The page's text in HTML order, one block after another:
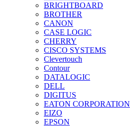
BRIGHTBOARD
BROTHER
CANON
CASE LOGIC
CHERRY
CISCO SYSTEMS
Clevertouch
Contour
DATALOGIC
DELL
DIGITUS
EATON CORPORATION
EIZO
EPSON